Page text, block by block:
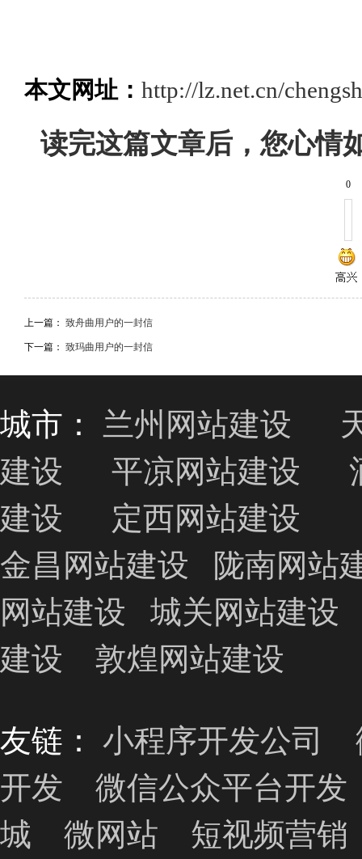
本文网址： http://lz.net.cn/
读完这篇文章后，您心情
0
上一篇： 致舟曲用户的一封信
下一篇： 致玛曲用户的一封信
城市： 兰州网站建设
建设
平凉网站建设
建设
定西网站建设
金昌网站建设
陇南网站
网站建设
城关网站建设
建设
敦煌网站建设
友链： 小程序开发公司
开发
微信公众平台开发
城
微网站 短视频营销